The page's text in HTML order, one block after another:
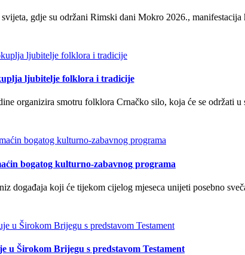
gdje su održani Rimski dani Mokro 2026., manifestacija
ljubitelje folklora i tradicije
organizira smotru folklora Crnačko silo, koja će se održati u
bogatog kulturno-zabavnog programa
događaja koji će tijekom cijelog mjeseca unijeti posebno
u Širokom Brijegu s predstavom Testament